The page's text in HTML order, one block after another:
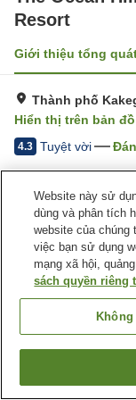
Resort
Giới thiệu tổng
Thành phố
Hiển thị trên bản đồ
4.3 Tuyệt vời
Tiện nghi chỗ
Bãi đỗ xe
Máy bán hàng tự
The Ocean Hills Daito
Website này sử
dùng và phân tích
website của chúng
việc bạn sử dụng
mạng xã hội,
sách quyền riêng